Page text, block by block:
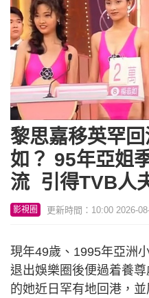
黎思嘉移英罕
如？ 95年亞姐
流 引得TVB人
影視圈 更新時間：10:00 2026-
現年49歲、1995年亞洲
退出娛樂圈後便過着養
的她近日罕有地回港，